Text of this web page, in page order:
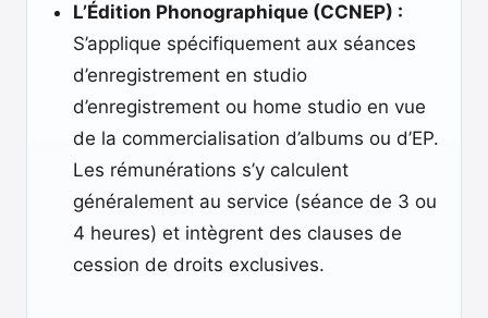
L’Édition Phonographique (CCNEP) :
S’applique spécifiquement aux séances
d’enregistrement en studio
d’enregistrement ou home studio en vue
de la commercialisation d’albums ou d’EP.
Les rémunérations s’y calculent
généralement au service (séance de 3 ou
4 heures) et intègrent des clauses de
cession de droits exclusives.